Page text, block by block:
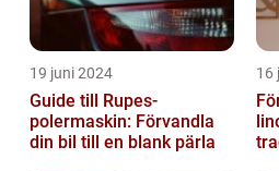
19 juni 2024
Guide till Rupes-
polermaskin: Förvandla
din bil till en blank pärla
16